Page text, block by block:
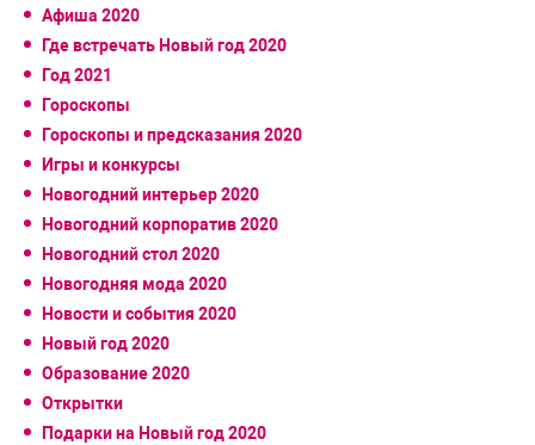
Афиша 2020
Где встречать Новый год 2020
Год 2021
Гороскопы
Гороскопы и предсказания 2020
Игры и конкурсы
Новогодний интерьер 2020
Новогодний корпоратив 2020
Новогодний стол 2020
Новогодняя мода 2020
Новости и события 2020
Новый год 2020
Образование 2020
Открытки
Подарки на Новый год 2020